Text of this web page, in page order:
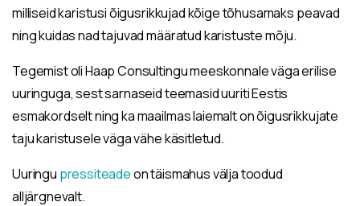
milliseid karistusi õigusrikkujad kõige tõhusamaks peavad
ning kuidas nad tajuvad määratud karistuste mõju.
Tegemist oli Haap Consultingu meeskonnale väga erilise
uuringuga, sest sarnaseid teemasid uuriti Eestis
esmakordselt ning ka maailmas laiemalt on õigusrikkujate
taju karistusele väga vähe käsitletud.
Uuringu pressiteadeon täismahus välja toodud
alljärgnevalt.